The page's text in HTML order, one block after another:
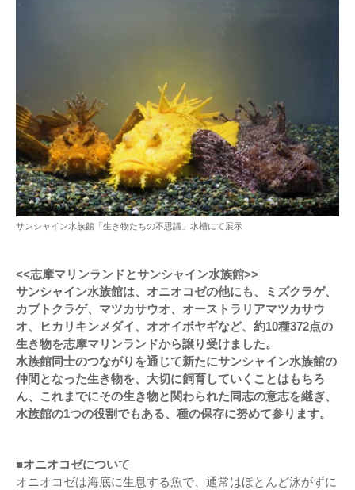
サンシャイン水族館「生き物たちの不思議」水槽にて展示
<<志摩マリンランドとサンシャイン水族館>>
サンシャイン水族館は、オニオコゼの他にも、ミズクラゲ、
カブトクラゲ、マツカサウオ、オーストラリアマツカサウ
オ、ヒカリキンメダイ、オオイボヤギなど、約10種372点の
生き物を志摩マリンランドから譲り受けました。
水族館同士のつながりを通じて新たにサンシャイン水族館の
仲間となった生き物を、大切に飼育していくことはもちろ
ん、これまでにその生き物と関わられた同志の意志を継ぎ、
水族館の1つの役割でもある、種の保存に努めて参ります。
■オニオコゼについて
オニオコゼは海底に生息する魚で、通常はほとんど泳がずに